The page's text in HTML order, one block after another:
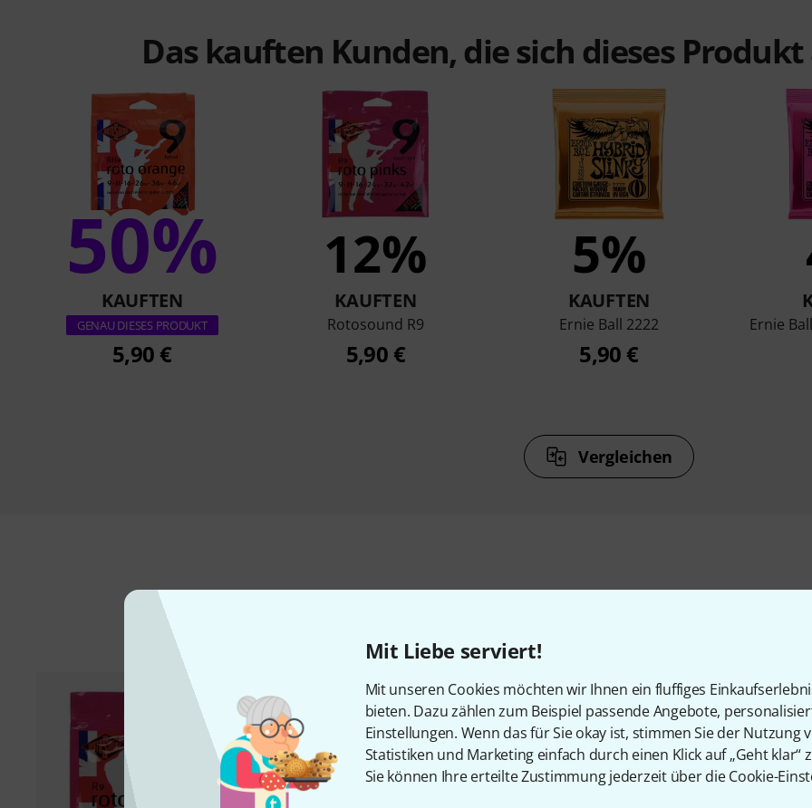
Mit Liebe serviert!
Mit unseren Cookies möchten wir Ihnen ein fluffiges
bieten. Dazu zählen zum Beispiel passende Angebote,
Einstellungen. Wenn das für Sie okay ist, stimmen Sie der Nutzung
Statistiken und Marketing einfach durch einen Klick auf „Geht klar“
Sie können Ihre erteilte Zustimmung jederzeit über die Cookie-
Das kauften Kunden, die sich dieses
50%
KAUFTEN
GENAU DIESES PRODUKT
5,90 €
12%
KAUFTEN
Rotosound R9
5,90 €
5%
KAUFTEN
Ernie Ball 2222
5,90 €
Ernie
Vergleichen